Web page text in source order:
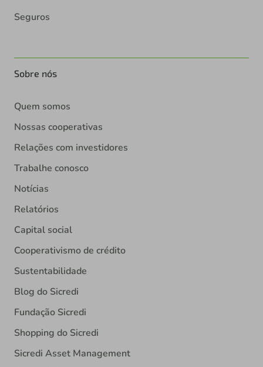
Seguros
Sobre nós
Quem somos
Nossas cooperativas
Relações com investidores
Trabalhe conosco
Notícias
Relatórios
Capital social
Cooperativismo de crédito
Sustentabilidade
Blog do Sicredi
Fundação Sicredi
Shopping do Sicredi
Sicredi Asset Management